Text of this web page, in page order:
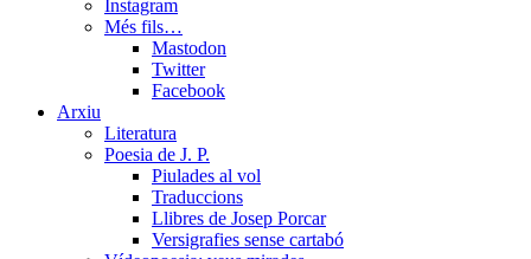
Instagram
Més fils…
Mastodon
Twitter
Facebook
Arxiu
Literatura
Poesia de J. P.
Piulades al vol
Traduccions
Llibres de Josep Porcar
Versigrafies sense cartabó